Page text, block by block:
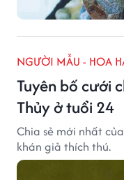
NGƯỜI MẪU - HOA
Tuyên bố cưới
Thủy ở tuổi 24
Chia sẻ mới nhất
khán giả thích thú.